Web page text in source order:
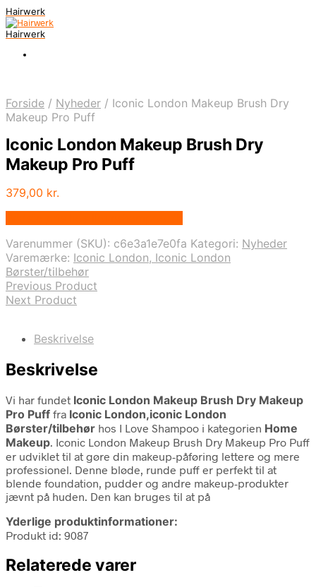
Hairwerk
Hairwerk
Forside / Nyheder / Iconic London Makeup Brush Dry
Makeup Pro Puff
Iconic London Makeup Brush Dry
Makeup Pro Puff
379,00 kr.
Varenummer (SKU): c6e3a1e7e0fa Kategori: Nyheder
Varemærke: Iconic London, Iconic London
Børster/tilbehør
Previous Product
Next Product
Beskrivelse
Beskrivelse
Vi har fundet Iconic London Makeup Brush Dry Makeup
Pro Puff fra Iconic London,iconic London
Børster/tilbehør hos I Love Shampoo i kategorien Home
Makeup. Iconic London Makeup Brush Dry Makeup Pro Puff
er udviklet til at gøre din makeup-påføring lettere og mere
professionel. Denne bløde, runde puff er perfekt til at
blende foundation, pudder og andre makeup-produkter
jævnt på huden. Den kan bruges til at på
Yderlige produktinformationer:
Produkt id: 9087
Relaterede varer